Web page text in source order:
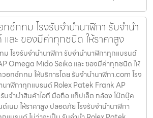
ช์กทม โรงรับจำนำนาฬิกา รับจำนำ
ละ ของมีค่าทุกชนิด ให้ราคาสูง
โรงรับจำนำนาฬิกา รับจำนำนาฬิกาทุกแบรนด์
Omega Mido Seiko และ ของมีค่าทุกชนิด ให้
อทช์กทม ให้บริการโดย รับจํานํานาฬิกา.com โรง
นาฬิกาทุกแบรนด์ Rolex Patek Frank AP
จำนำสินค้าไอที มือถือ แท็ปเล็ต กล้อง โน๊ตบุ๊ค
เนม ให้ราคาสูง ปลอดภัย โรงรับจำนำนาฬิกา